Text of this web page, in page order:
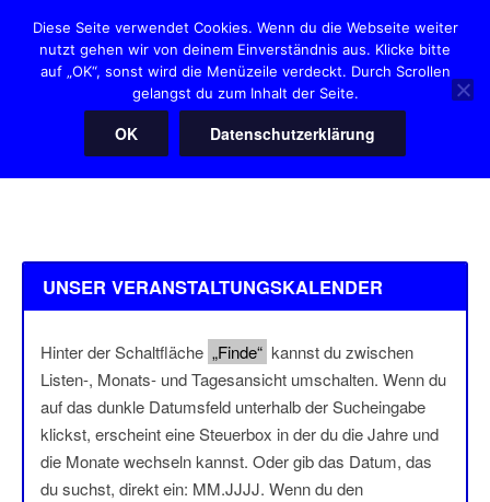
Inhalt
springenHANNOVER HEARTIES
"Der" Squaredanceclub in Hannover
Menü
UNSER VERANSTALTUNGSKALENDER
Hinter der Schaltfläche „Finde“ kannst du zwischen
Listen-, Monats- und Tagesansicht umschalten. Wenn du
auf das dunkle Datumsfeld unterhalb der Sucheingabe
klickst, erscheint eine Steuerbox in der du die Jahre und
die Monate wechseln kannst. Oder gib das Datum, das
du suchst, direkt ein: MM.JJJJ. Wenn du den
Diese Seite verwendet Cookies. Wenn du die Webseite weiter
nutzt gehen wir von deinem Einverständnis aus. Klicke bitte
auf „OK“, sonst wird die Menüzeile verdeckt. Durch Scrollen
gelangst du zum Inhalt der Seite.
OK Datenschutzerklärung